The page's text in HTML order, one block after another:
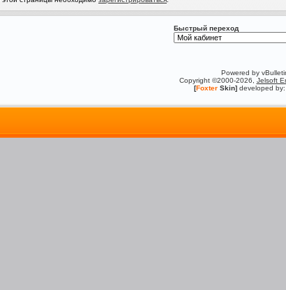
Быстрый переход
Powered by
Copyright ©2000-2026, Jelsoft
[Foxter Skin] developed by: